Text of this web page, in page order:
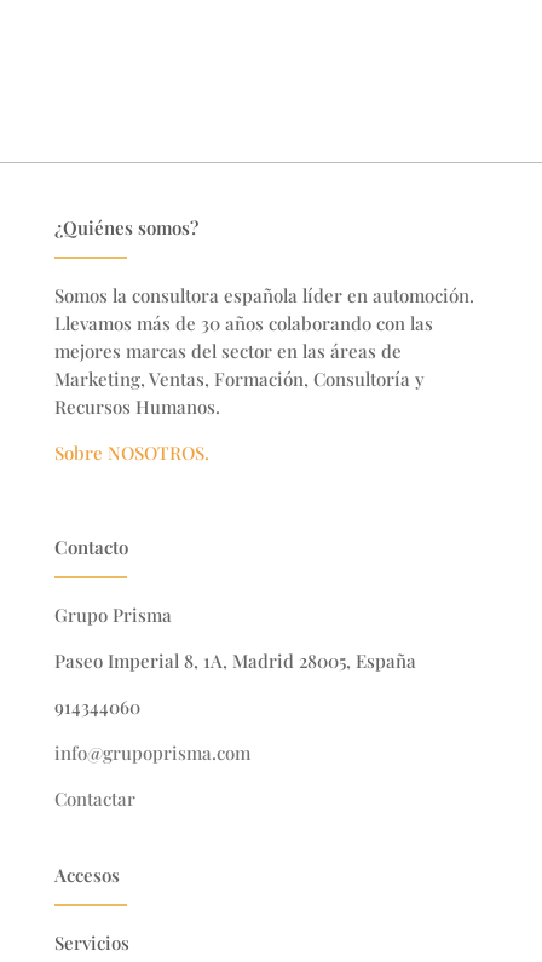
¿Quiénes somos?
Somos la consultora española líder en automoción.
Llevamos más de 30 años colaborando con las
mejores marcas del sector en las áreas de
Marketing, Ventas, Formación, Consultoría y
Recursos Humanos.
Sobre NOSOTROS.
Contacto
Grupo Prisma
Paseo Imperial 8, 1A, Madrid 28005, España
914344060
info@grupoprisma.com
Contactar
Accesos
Servicios